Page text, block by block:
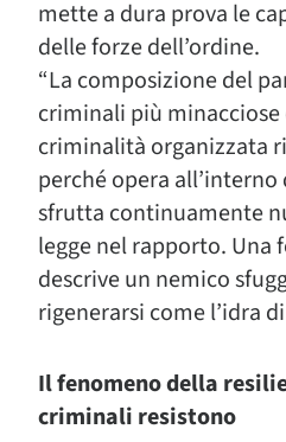
mette a dura prova le
delle forze dell’ordine.
“La composizione del
criminali più
criminalità organizzata
perché opera
sfrutta continuamente
legge nel rapporto. Una
descrive un nemico
rigenerarsi come l’idra
Il fenomeno della
criminali resistono